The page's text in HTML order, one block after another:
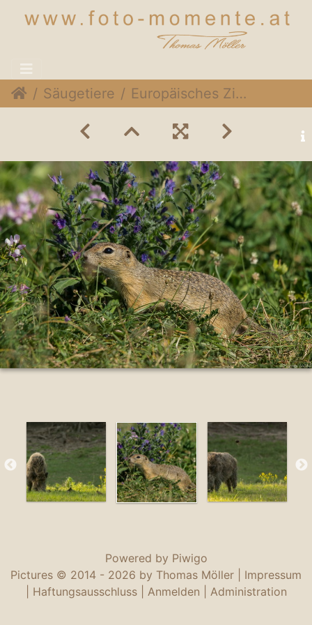
Säugetiere Europäisches Ziesel (Spermophilus citellus)
Powered by Piwigo
Pictures © 2014 - 2026 by Thomas Möller | Impressum
Haftungsausschluss| Anmelden Administration